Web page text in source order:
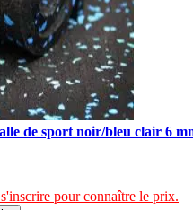
de sport noir/bleu clair 6
pour connaître le prix.